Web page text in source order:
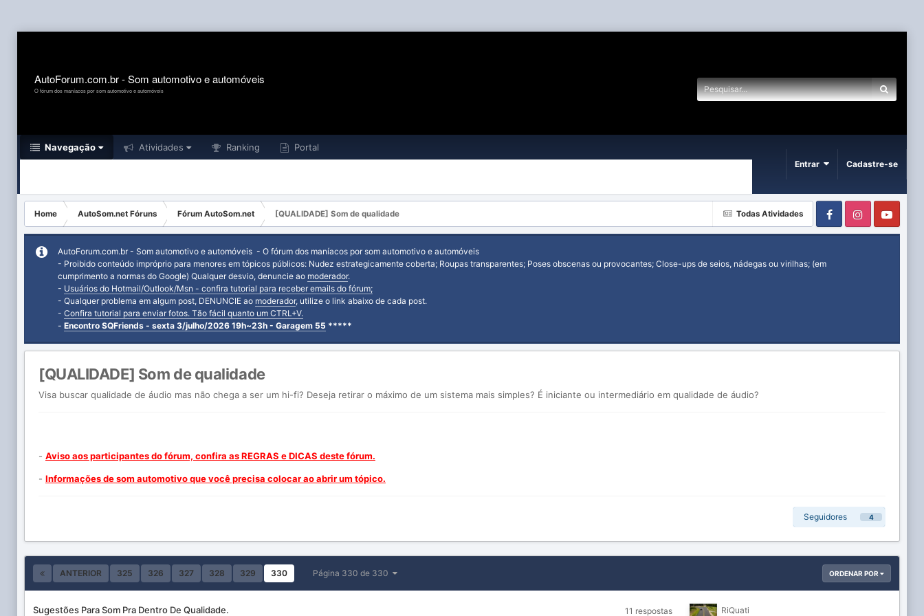
AutoForum.com.br - Som automotivo e automóveis
O fórum dos maníacos por som automotivo e automóveis
Navegação Atividades Ranking Portal
Entrar Cadastre-se
Todas Atividades
Home AutoSom.net Fóruns Fórum AutoSom.net [QUALIDADE] Som de qualidade FacebookInstagram
AutoForum.com.br - Som automotivo e automóveis - O fórum dos maníacos por som automotivo e automóveis
- Proibido conteúdo impróprio para menores em tópicos públicos: Nudez estrategicamente coberta; Roupas transparentes; Poses obscenas ou provocantes; Close-ups de seios, nádegas ou virilhas; (em
cumprimento a normas do Google) Qualquer desvio, denuncie ao moderador.
- Usuários do Hotmail/Outlook/Msn - confira tutorial para receber emails do fórum;
- Qualquer problema em algum post, DENUNCIE ao moderador, utilize o link abaixo de cada post.
- Confira tutorial para enviar fotos. Tão fácil quanto um CTRL+V.
- Encontro SQFriends - sexta 3/julho/2026 19h~23h - Garagem 55 *****
[QUALIDADE] Som de qualidade
Visa buscar qualidade de áudio mas não chega a ser um hi-fi? Deseja retirar o máximo de um sistema mais simples? É iniciante ou intermediário em qualidade de áudio?
- Aviso aos participantes do fórum, confira as REGRAS e DICAS deste fórum.
- Informações de som automotivo que você precisa colocar ao abrir um tópico.
Seguidores 4
ORDENAR POR
ANTERIOR 325 326 327 328 329 330 Página 330 de 330
Sugestões Para Som Pra Dentro De Qualidade. 11 respostas
RiQuati